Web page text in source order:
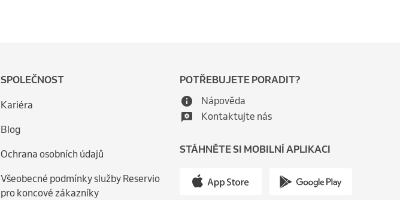
SPOLEČNOST
Kariéra
Blog
Ochrana osobních údajů
Všeobecné podmínky služby Reservio
pro koncové zákazníky
POTŘEBUJETE PORADIT?
Nápověda
Kontaktujte nás
STÁHNĚTE SI MOBILNÍ APLIKACI